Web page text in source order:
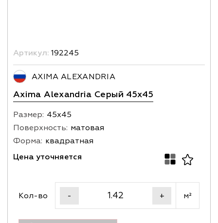
Артикул: 192245
AXIMA ALEXANDRIA
Axima Alexandria Серый 45x45
Размер: 45х45
Поверхность: матовая
Форма: квадратная
Цена уточняется
Кол-во - + м²